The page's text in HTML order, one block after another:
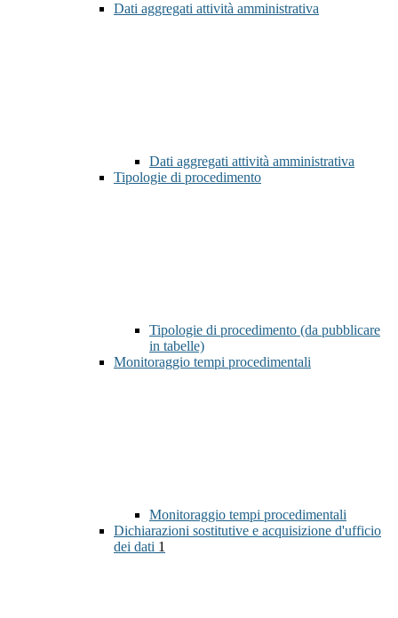
Dati aggregati attività amministrativa
Dati aggregati attività amministrativa
Tipologie di procedimento
Tipologie di procedimento (da pubblicare
in tabelle)
Monitoraggio tempi procedimentali
Monitoraggio tempi procedimentali
Dichiarazioni sostitutive e acquisizione d'ufficio
dei dati 1